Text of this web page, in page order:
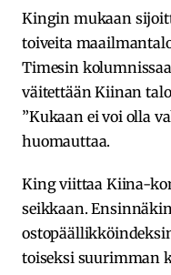
Kingin mukaan
toiveita
Timesin
väitettään Kiinan
”Kukaan ei voi olla
huomauttaa.
King viittaa Kiina-
seikkaan.
toiseksi suurimman